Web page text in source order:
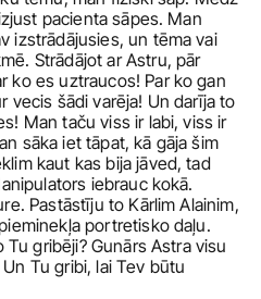
pacienta sāpes. Man
izstrādājusies, un tēma vai
Strādājot ar Astru, pār
ko es uztraucos! Par ko gan
vecis šādi varēja! Un darīja to
Man taču viss ir labi, viss ir
sāka iet tāpat, kā gāja šim
kaut kas bija jāved, tad
iebrauc kokā.
Pastāstīju to Kārlim Alainim,
portretisko daļu.
gribēji? Gunārs Astra visu
Tu gribi, lai Tev būtu